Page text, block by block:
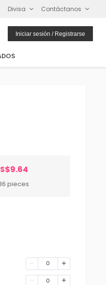
Divisa Contáctanos
Iniciar sesión / Registrarse
pieces
0
0